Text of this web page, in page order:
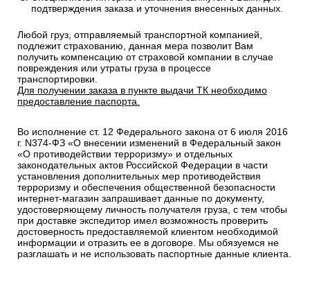
подтверждения заказа и уточнения внесенных данных.
Любой груз, отправляемый транспортной компанией,
подлежит страхованию, данная мера позволит Вам
получить компенсацию от страховой компании в случае
повреждения или утраты груза в процессе
транспортировки.
Для получении заказа в пункте выдачи ТК необходимо
предоставление паспорта.
Во исполнение ст. 12 Федерального закона от 6 июля 2016
г. N374-ФЗ «О внесении изменений в Федеральный закон
«О противодействии терроризму» и отдельных
законодательных актов Российской Федерации в части
установления дополнительных мер противодействия
терроризму и обеспечения общественной безопасности
интернет-магазин запрашивает данные по документу,
удостоверяющему личность получателя груза, с тем чтобы
при доставке экспедитор имел возможность проверить
достоверность предоставляемой клиентом необходимой
информации и отразить ее в договоре. Мы обязуемся не
разглашать и не использовать паспортные данные клиента.